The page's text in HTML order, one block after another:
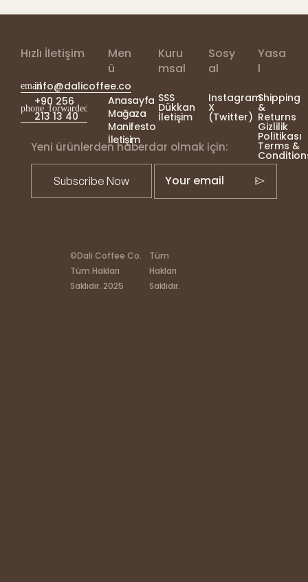
Hızlı İletişim
info@dalicoffee.co
+90 256
213 13 40
Men
ü
Anasayfa
Mağaza
Manifesto
İletişim
Kuru
msal
SSS
Dükkan
İletişim
Sosy
al
Instagram
X
(Twitter)
Yasa
l
Shipping
&
Returns
Gizlilik
Politikası
Terms &
Yeni ürünlerden haberdar olmak için:
Your email
©Dali Coffee Co.
Tüm Hakları
Saklıdır. 2025
Tüm
Hakları
Saklıdır.